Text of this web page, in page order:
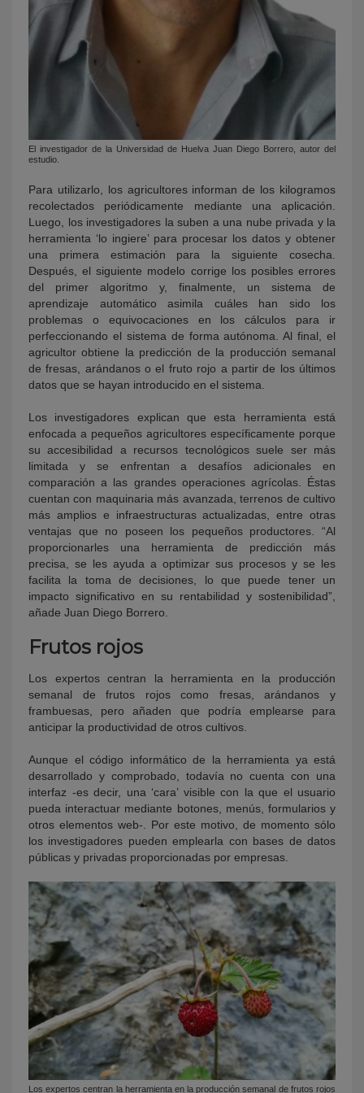
El investigador de la Universidad de Huelva Juan Diego Borrero, autor del
estudio.
Para utilizarlo, los agricultores informan de los kilogramos
recolectados periódicamente mediante una aplicación.
Luego, los investigadores la suben a una nube privada y la
herramienta ‘lo ingiere’ para procesar los datos y obtener
una primera estimación para la siguiente cosecha.
Después, el siguiente modelo corrige los posibles errores
del primer algoritmo y, finalmente, un sistema de
aprendizaje automático asimila cuáles han sido los
problemas o equivocaciones en los cálculos para ir
perfeccionando el sistema de forma autónoma. Al final, el
agricultor obtiene la predicción de la producción semanal
de fresas, arándanos o el fruto rojo a partir de los últimos
datos que se hayan introducido en el sistema.
Los investigadores explican que esta herramienta está
enfocada a pequeños agricultores específicamente porque
su accesibilidad a recursos tecnológicos suele ser más
limitada y se enfrentan a desafíos adicionales en
comparación a las grandes operaciones agrícolas. Éstas
cuentan con maquinaria más avanzada, terrenos de cultivo
más amplios e infraestructuras actualizadas, entre otras
ventajas que no poseen los pequeños productores. “Al
proporcionarles una herramienta de predicción más
precisa, se les ayuda a optimizar sus procesos y se les
facilita la toma de decisiones, lo que puede tener un
impacto significativo en su rentabilidad y sostenibilidad”,
añade Juan Diego Borrero.
Frutos rojos
Los expertos centran la herramienta en la producción
semanal de frutos rojos como fresas, arándanos y
frambuesas, pero añaden que podría emplearse para
anticipar la productividad de otros cultivos.
Aunque el código informático de la herramienta ya está
desarrollado y comprobado, todavía no cuenta con una
interfaz -es decir, una ‘cara’ visible con la que el usuario
pueda interactuar mediante botones, menús, formularios y
otros elementos web-. Por este motivo, de momento sólo
los investigadores pueden emplearla con bases de datos
públicas y privadas proporcionadas por empresas.
Los expertos centran la herramienta en la producción semanal de frutos rojos